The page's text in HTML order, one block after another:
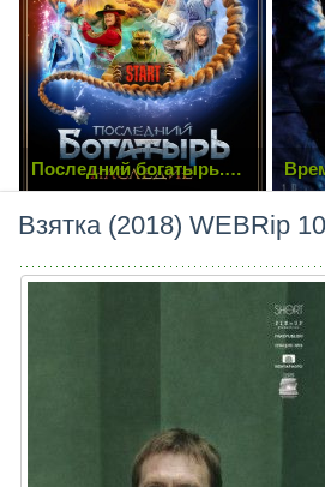
Последний богатырь.
Наследие (2024)
Взятка (2018) WEBRip